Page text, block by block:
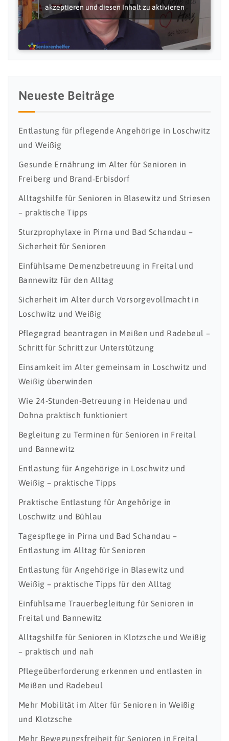
akzeptieren und diesen Inhalt zu aktivieren
Neueste Beiträge
Entlastung für pflegende Angehörige in Loschwitz
und Weißig
Gesunde Ernährung im Alter für Senioren in
Freiberg und Brand‑Erbisdorf
Alltagshilfe für Senioren in Blasewitz und Striesen
– praktische Tipps
Sturzprophylaxe in Pirna und Bad Schandau –
Sicherheit für Senioren
Einfühlsame Demenzbetreuung in Freital und
Bannewitz für den Alltag
Sicherheit im Alter durch Vorsorgevollmacht in
Loschwitz und Weißig
Pflegegrad beantragen in Meißen und Radebeul –
Schritt für Schritt zur Unterstützung
Einsamkeit im Alter gemeinsam in Loschwitz und
Weißig überwinden
Wie 24-Stunden-Betreuung in Heidenau und
Dohna praktisch funktioniert
Begleitung zu Terminen für Senioren in Freital
und Bannewitz
Entlastung für Angehörige in Loschwitz und
Weißig – praktische Tipps
Praktische Entlastung für Angehörige in
Loschwitz und Bühlau
Tagespflege in Pirna und Bad Schandau –
Entlastung im Alltag für Senioren
Entlastung für Angehörige in Blasewitz und
Weißig – praktische Tipps für den Alltag
Einfühlsame Trauerbegleitung für Senioren in
Freital und Bannewitz
Alltagshilfe für Senioren in Klotzsche und Weißig
– praktisch und nah
Pflegeüberforderung erkennen und entlasten in
Meißen und Radebeul
Mehr Mobilität im Alter für Senioren in Weißig
und Klotzsche
Mehr Bewegungsfreiheit für Senioren in Freital